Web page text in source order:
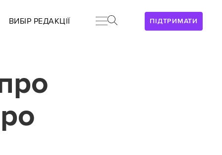
ПІДТРИМАТИ
ВИБІР РЕДАКЦІЇ